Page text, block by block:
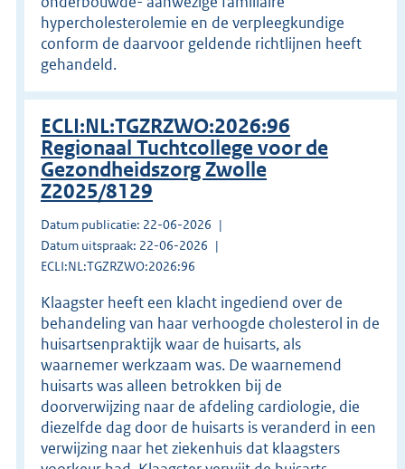
hypercholesterolemie en de verpleegkundige
conform de daarvoor geldende richtlijnen heeft
gehandeld.
ECLI:NL:TGZRZWO:2026:96
Regionaal Tuchtcollege voor de
Gezondheidszorg Zwolle
Z2025/8129
Datum publicatie: 22-06-2026
Datum uitspraak: 22-06-2026
ECLI:NL:TGZRZWO:2026:96
Klaagster heeft een klacht ingediend over de
behandeling van haar verhoogde cholesterol in de
huisartsenpraktijk waar de huisarts, als
waarnemer werkzaam was. De waarnemend
huisarts was alleen betrokken bij de
doorverwijzing naar de afdeling cardiologie, die
diezelfde dag door de huisarts is veranderd in een
verwijzing naar het ziekenhuis dat klaagsters